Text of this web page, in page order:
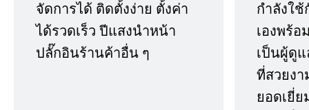
จัดการได้ ติดตั้งง่าย ตั้งค่า
ได้รวดเร็ว ปีแสงนำหน้า
ปลั๊กอินร้านค้าอื่น ๆ
กำลังใ
เองพร้
เป็นผู้ดูแ
ที่สวยง
ยอดเยี่ย